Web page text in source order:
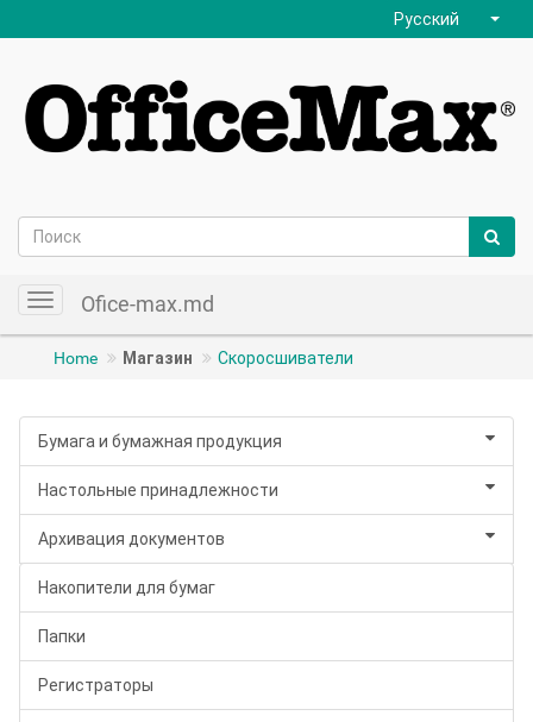
Русский
ToggleOfice-max.md
Home Магазин Скоросшиватели
Бумага и бумажная продукция
Настольные принадлежности
Архивация документов
Накопители для бумаг
Папки
Регистраторы